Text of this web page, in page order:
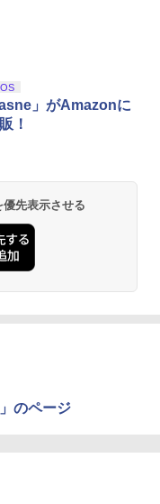
」がAmazonに
！
先表示させる
のページ